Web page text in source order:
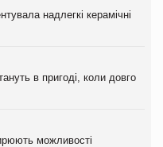
надлегкі керамічні
в пригоді, коли довго
можливості